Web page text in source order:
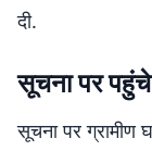
दी.
सूचना पर पहुंचे
सूचना पर